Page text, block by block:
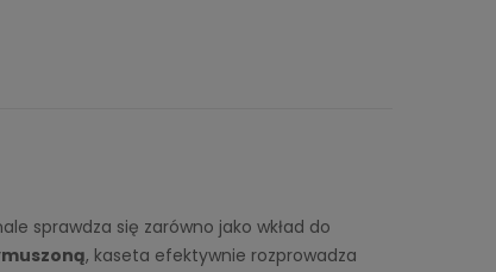
sprawdza się zarówno jako wkład do
, kaseta efektywnie rozprowadza